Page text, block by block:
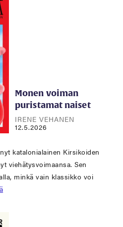
Monen voiman
puristamat naiset
IRENE VEHANEN
12.5.2026
katalonialainen Kirsikoiden
viehätysvoimaansa. Sen
minkä vain klassikko voi